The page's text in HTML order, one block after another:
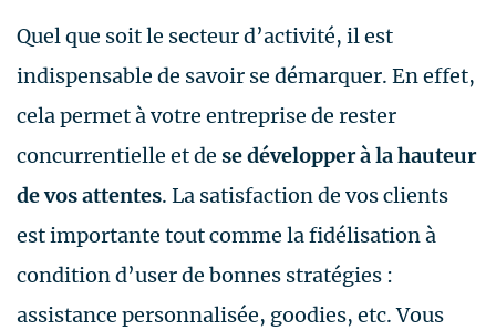
Quel que soit le secteur d’activité, il est
indispensable de savoir se démarquer. En effet,
cela permet à votre entreprise de rester
concurrentielle et de se développer à la hauteur
de vos attentes. La satisfaction de vos clients
est importante tout comme la fidélisation à
condition d’user de bonnes stratégies :
assistance personnalisée, goodies, etc. Vous